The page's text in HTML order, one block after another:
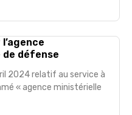
de défense
2024 relatif au service à
« agence ministérielle